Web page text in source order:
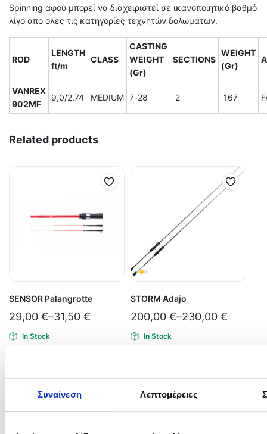
Συναίνεση Λεπτομέρειες
Spinning αφού μπορεί να διαχειριστεί σε ικανοποιητικό βαθμό
λίγο από όλες τις κατηγορίες τεχνητών δολωμάτων.
ROD
LENGTH
ft/m
CLASS
CASTING
WEIGHT
(Gr)
SECTIONS
WEIGHT
(Gr)
VANREX
902ΜF
9,0/2,74 MEDIUM 7-28 2 167
Related products
SENSOR Palangrotte
29,00 €–31,50 €
In Stock
STORM Adajo
200,00 €–230,00 €
In Stock